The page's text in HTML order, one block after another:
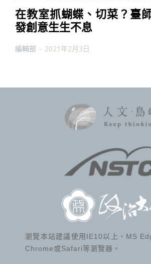
在教室抓蝴蝶、切菜？臺
發創意生生不息
編輯部 - 2021年2月3日
瀏覽本站建議使用IE10以上、MS
Chrome或Safari等瀏覽器。